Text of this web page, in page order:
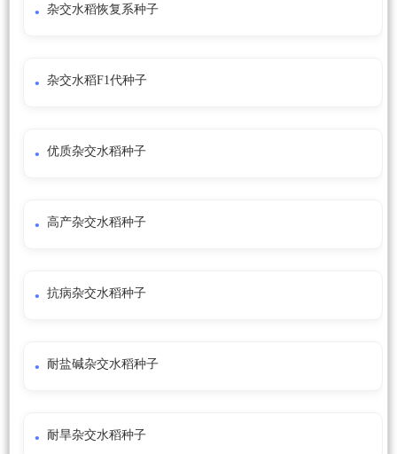
杂交水稻恢复系种子
杂交水稻F1代种子
优质杂交水稻种子
高产杂交水稻种子
抗病杂交水稻种子
耐盐碱杂交水稻种子
耐旱杂交水稻种子